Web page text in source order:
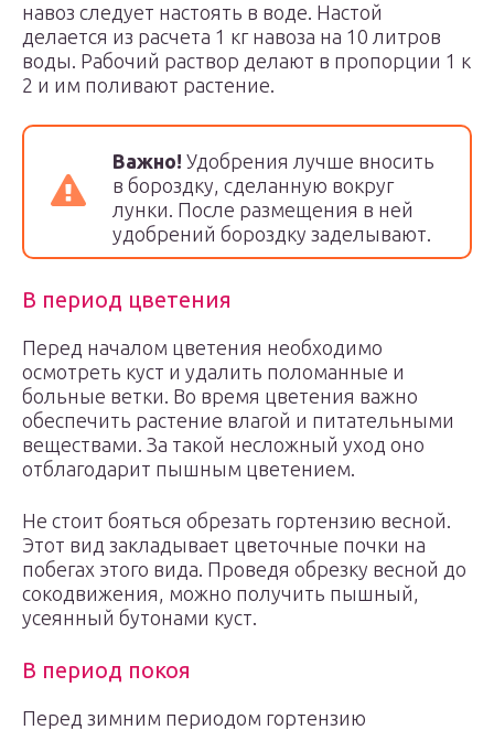
навоз следует настоять в воде. Настой
делается из расчета 1 кг навоза на 10 литров
воды. Рабочий раствор делают в пропорции 1 к
2 и им поливают растение.
Важно! Удобрения лучше вносить
в бороздку, сделанную вокруг
лунки. После размещения в ней
удобрений бороздку заделывают.
В период цветения
Перед началом цветения необходимо
осмотреть куст и удалить поломанные и
больные ветки. Во время цветения важно
обеспечить растение влагой и питательными
веществами. За такой несложный уход оно
отблагодарит пышным цветением.
Не стоит бояться обрезать гортензию весной.
Этот вид закладывает цветочные почки на
побегах этого вида. Проведя обрезку весной до
сокодвижения, можно получить пышный,
усеянный бутонами куст.
В период покоя
Перед зимним периодом гортензию